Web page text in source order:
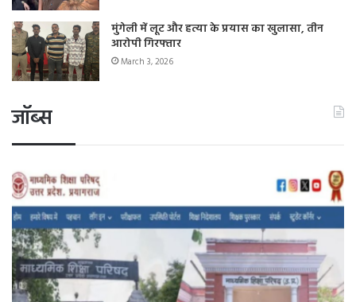
मुंगेली में लूट और हत्या के प्रयास का खुलासा, तीन
आरोपी गिरफ्तार
March 3, 2026
जॉब्स